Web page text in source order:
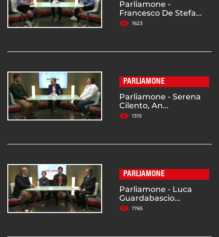
Parliamone -
Francesco De Stefa...
1623
PARLIAMONE
Parliamone - Serena
Cilento, An...
1315
PARLIAMONE
Parliamone - Luca
Guardabascio...
1765